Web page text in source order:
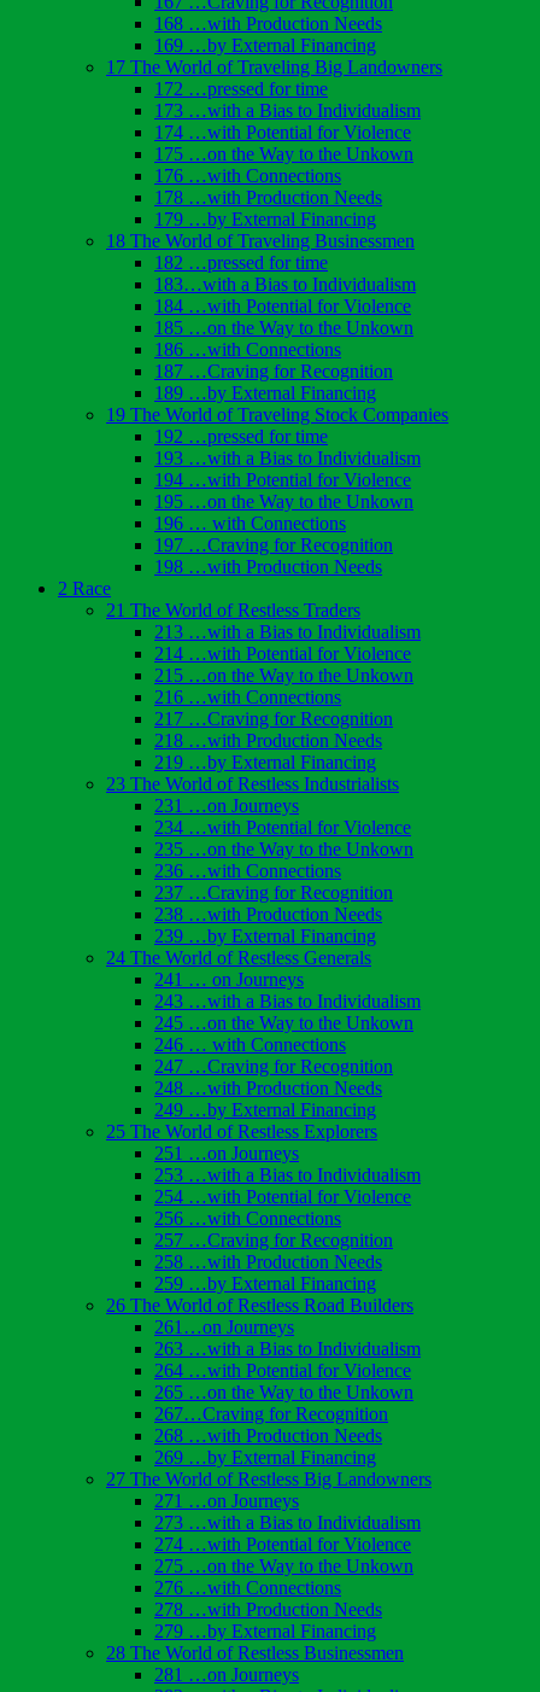
168 …with Production Needs
169 …by External Financing
17 The World of Traveling Big Landowners
172 …pressed for time
173 …with a Bias to Individualism
174 …with Potential for Violence
175 …on the Way to the Unkown
176 …with Connections
178 …with Production Needs
179 …by External Financing
18 The World of Traveling Businessmen
182 …pressed for time
183…with a Bias to Individualism
184 …with Potential for Violence
185 …on the Way to the Unkown
186 …with Connections
187 …Craving for Recognition
189 …by External Financing
19 The World of Traveling Stock Companies
192 …pressed for time
193 …with a Bias to Individualism
194 …with Potential for Violence
195 …on the Way to the Unkown
196 … with Connections
197 …Craving for Recognition
198 …with Production Needs
2 Race
21 The World of Restless Traders
213 …with a Bias to Individualism
214 …with Potential for Violence
215 …on the Way to the Unkown
216 …with Connections
217 …Craving for Recognition
218 …with Production Needs
219 …by External Financing
23 The World of Restless Industrialists
231 …on Journeys
234 …with Potential for Violence
235 …on the Way to the Unkown
236 …with Connections
237 …Craving for Recognition
238 …with Production Needs
239 …by External Financing
24 The World of Restless Generals
241 … on Journeys
243 …with a Bias to Individualism
245 …on the Way to the Unkown
246 … with Connections
247 …Craving for Recognition
248 …with Production Needs
249 …by External Financing
25 The World of Restless Explorers
251 …on Journeys
253 …with a Bias to Individualism
254 …with Potential for Violence
256 …with Connections
257 …Craving for Recognition
258 …with Production Needs
259 …by External Financing
26 The World of Restless Road Builders
261…on Journeys
263 …with a Bias to Individualism
264 …with Potential for Violence
265 …on the Way to the Unkown
267…Craving for Recognition
268 …with Production Needs
269 …by External Financing
27 The World of Restless Big Landowners
271 …on Journeys
273 …with a Bias to Individualism
274 …with Potential for Violence
275 …on the Way to the Unkown
276 …with Connections
278 …with Production Needs
279 …by External Financing
28 The World of Restless Businessmen
281 …on Journeys